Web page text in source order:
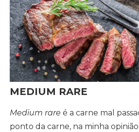
MEDIUM RARE
Medium rare é a carne mal
ponto da carne, na minha